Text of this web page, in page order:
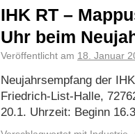
IHK RT –
Uhr beim
Veröffentlicht am 18. Januar
Neujahrsempfang der
Friedrich-List-Halle,
20.1. Uhrzeit: Beginn